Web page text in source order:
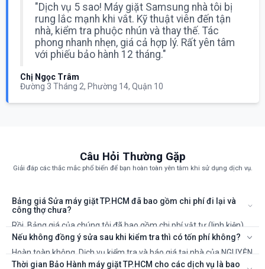
"Dịch vụ 5 sao! Máy giặt Samsung nhà tôi bị
rung lắc mạnh khi vắt. Kỹ thuật viên đến tận
nhà, kiểm tra phuộc nhún và thay thế. Tác
phong nhanh nhẹn, giá cả hợp lý. Rất yên tâm
với phiếu bảo hành 12 tháng."
Chị Ngọc Trâm
Đường 3 Tháng 2, Phường 14, Quận 10
Câu Hỏi Thường Gặp
Giải đáp các thắc mắc phổ biến để bạn hoàn toàn yên tâm khi sử dụng dịch vụ.
Bảng giá Sửa máy giặt TP.HCM đã bao gồm chi phí đi lại và
công thợ chưa?
Rồi. Bảng giá của chúng tôi đã bao gồm chi phí vật tư (linh kiện)
và công của kỹ thuật viên. Sẽ không có chi phí ẩn nào khác.
Nếu không đồng ý sửa sau khi kiểm tra thì có tốn phí không?
Hoàn toàn không. Dịch vụ kiểm tra và báo giá tại nhà của NGUYỄN
KIM là miễn phí 100%. Bạn chỉ thanh toán khi đồng ý với phương
Thời gian Bảo Hành máy giặt TP.HCM cho các dịch vụ là bao